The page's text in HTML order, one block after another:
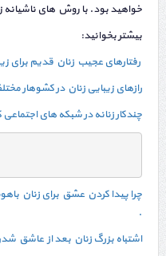
خواهید بود. با روش های ناشیانه
بیشتر بخوانید:
رفتارهای عجیب زنان قدیم برای
رازهای زیبایی زنان در کشوهار
چندکار زنانه در شبکه های
چرا پیدا کردن عشق برای زنان
.
اشتباه بزرگ زنان بعد از عاشق شدن چیست